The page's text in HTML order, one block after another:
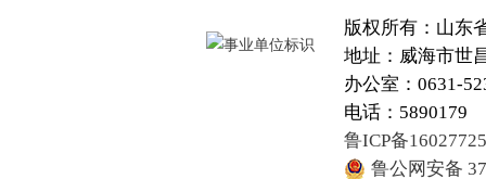
版权所有：山东
地址：威海市世
办公室：0631-
电话：5890179
鲁ICP备
鲁公网安备